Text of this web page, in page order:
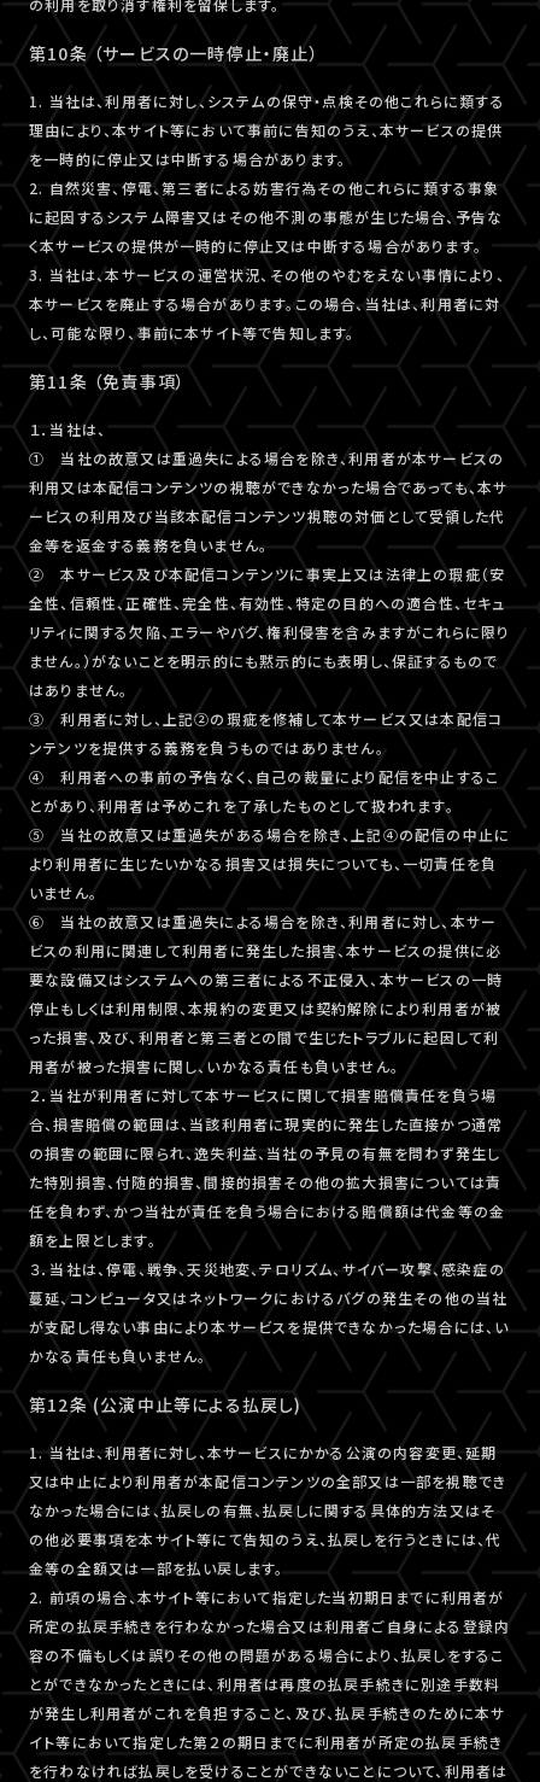
の利用を取り消す権利を留保します。
第10条 （サービスの一時停止・廃止）
1. 当社は、利用者に対し、システムの保守・点検その他これらに類する
理由により、本サイト等において事前に告知のうえ、本サービスの提供
を一時的に停止又は中断する場合があります。
2. 自然災害、停電、第三者による妨害行為その他これらに類する事象
に起因するシステム障害又はその他不測の事態が生じた場合、予告な
く本サービスの提供が一時的に停止又は中断する場合があります。
3. 当社は、本サービスの運営状況、その他のやむをえない事情により、
本サービスを廃止する場合があります。この場合、当社は、利用者に対
し、可能な限り、事前に本サイト等で告知します。
第11条 （免責事項）
１．当社は、
① 当社の故意又は重過失による場合を除き、利用者が本サービスの
利用又は本配信コンテンツの視聴ができなかった場合であっても、本サ
ービスの利用及び当該本配信コンテンツ視聴の対価として受領した代
金等を返金する義務を負いません。
② 本サービス及び本配信コンテンツに事実上又は法律上の瑕疵（安
全性、信頼性、正確性、完全性、有効性、特定の目的への適合性、セキュ
リティに関する欠陥、エラーやバグ、権利侵害を含みますがこれらに限り
ません。）がないことを明示的にも黙示的にも表明し、保証するもので
はありません。
③ 利用者に対し、上記②の瑕疵を修補して本サービス又は本配信コ
ンテンツを提供する義務を負うものではありません。
④ 利用者への事前の予告なく、自己の裁量により配信を中止するこ
とがあり、利用者は予めこれを了承したものとして扱われます。
⑤ 当社の故意又は重過失がある場合を除き、上記④の配信の中止に
より利用者に生じたいかなる損害又は損失についても、一切責任を負
いません。
⑥ 当社の故意又は重過失による場合を除き、利用者に対し、本サー
ビスの利用に関連して利用者に発生した損害、本サービスの提供に必
要な設備又はシステムへの第三者による不正侵入、本サービスの一時
停止もしくは利用制限、本規約の変更又は契約解除により利用者が被
った損害、及び、利用者と第三者との間で生じたトラブルに起因して利
用者が被った損害に関し、いかなる責任も負いません。
２．当社が利用者に対して本サービスに関して損害賠償責任を負う場
合、損害賠償の範囲は、当該利用者に現実的に発生した直接かつ通常
の損害の範囲に限られ、逸失利益、当社の予見の有無を問わず発生し
た特別損害、付随的損害、間接的損害その他の拡大損害については責
任を負わず、かつ当社が責任を負う場合における賠償額は代金等の金
額を上限とします。
３．当社は、停電、戦争、天災地変、テロリズム、サイバー攻撃、感染症の
蔓延、コンピュータ又はネットワークにおけるバグの発生その他の当社
が支配し得ない事由により本サービスを提供できなかった場合には、い
かなる責任も負いません。
第12条 (公演中止等による払戻し)
1. 当社は、利用者に対し、本サービスにかかる公演の内容変更、延期
又は中止により利用者が本配信コンテンツの全部又は一部を視聴でき
なかった場合には、払戻しの有無、払戻しに関する具体的方法又はそ
の他必要事項を本サイト等にて告知のうえ、払戻しを行うときには、代
金等の全額又は一部を払い戻します。
2. 前項の場合、本サイト等において指定した当初期日までに利用者が
所定の払戻手続きを行わなかった場合又は利用者ご自身による登録内
容の不備もしくは誤りその他の問題がある場合により、払戻しをするこ
とができなかったときには、利用者は再度の払戻手続きに別途手数料
が発生し利用者がこれを負担すること、及び、払戻手続きのために本サ
イト等において指定した第２の期日までに利用者が所定の払戻手続き
を行わなければ払戻しを受けることができないことについて、利用者は